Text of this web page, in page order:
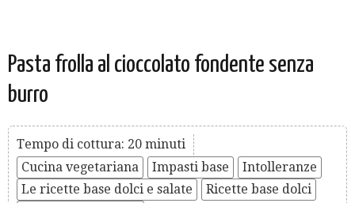
Pasta frolla al cioccolato fondente senza
burro
Tempo di cottura: 20 minuti
Cucina vegetariana
Impasti base
Intolleranze
Le ricette base dolci e salate
Ricette base dolci